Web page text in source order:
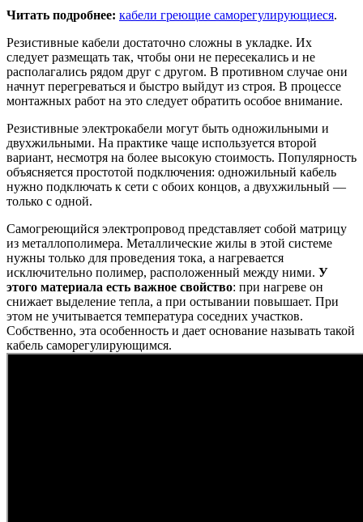
Читать подробнее: кабели греющие саморегулирующиеся.
Резистивные кабели достаточно сложны в укладке. Их
следует размещать так, чтобы они не пересекались и не
располагались рядом друг с другом. В противном случае они
начнут перегреваться и быстро выйдут из строя. В процессе
монтажных работ на это следует обратить особое внимание.
Резистивные электрокабели могут быть одножильными и
двухжильными. На практике чаще используется второй
вариант, несмотря на более высокую стоимость. Популярность
объясняется простотой подключения: одножильный кабель
нужно подключать к сети с обоих концов, а двухжильный —
только с одной.
Самогреющийся электропровод представляет собой матрицу
из металлополимера. Металлические жилы в этой системе
нужны только для проведения тока, а нагревается
исключительно полимер, расположенный между ними. У
этого материала есть важное свойство: при нагреве он
снижает выделение тепла, а при остывании повышает. При
этом не учитывается температура соседних участков.
Собственно, эта особенность и дает основание называть такой
кабель саморегулирующимся.